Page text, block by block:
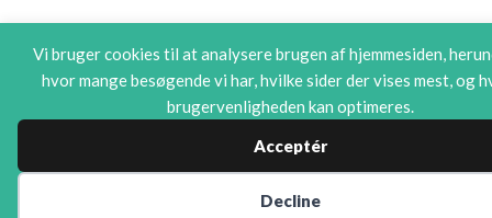
Vi bruger cookies til at analysere brugen af hjemmesiden,
hvor mange besøgende vi har, hvilke sider der vises mest, og
brugervenligheden kan optimeres.
Acceptér
Decline